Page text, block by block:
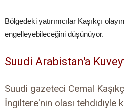
Bölgedeki yatırımcılar Kaşıkçı
engelleyebileceğini düşünüyor.
Suudi Arabistan'a
Suudi gazeteci Cemal
İngiltere'nin olası tehdidiyle